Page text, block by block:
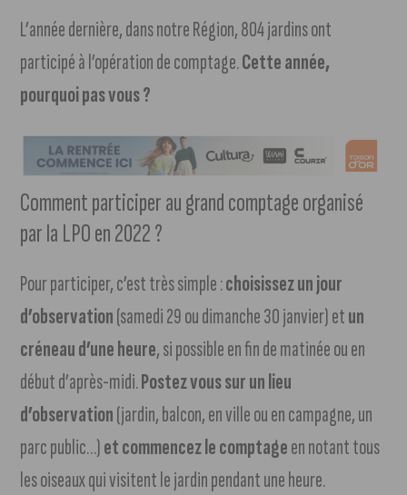
L’année dernière, dans notre Région, 804 jardins ont
participé à l’opération de comptage.Cette année,
pourquoi pas vous ?
Comment participer au grand comptage organisé
par la LPO en 2022 ?
Pour participer, c’est très simple :choisissez un jour
d’observation(samedi 29 ou dimanche 30 janvier) etun
créneau d’une heure, si possible en fin de matinée ou en
début d’après-midi.Postez vous sur un lieu
d’observation(jardin, balcon, en ville ou en campagne, un
parc public…)et commencez le comptageen notant tous
les oiseaux qui visitent le jardin pendant une heure.